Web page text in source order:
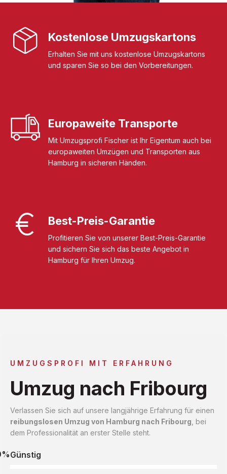
Kostenlose Umzugskartons
Erhalten Sie mit uns kostenlose Umzugskartons
und sparen Sie so bei den Vorbereitungen.
Europaweite Transporte
Mit Umzugsprofi Fischer ist Ihr Eigentum auch bei
europaweiten Umzügen und Transporten aus
Hamburg in sicheren Händen.
Best-Preis-Garantie
Profitieren Sie von unserer Best-Preis-Garantie
und sichern Sie sich das beste Angebot in
Hamburg für Ihren Umzug.
UMZUGSPROFI MIT ERFAHRUNG
Umzug nach Fribourg
Verlassen Sie sich auf unsere langjährige Erfahrung für einen
reibungslosen Umzug von Hamburg nach Fribourg , bei
dem Professionalität an erster Stelle steht.
Günstig